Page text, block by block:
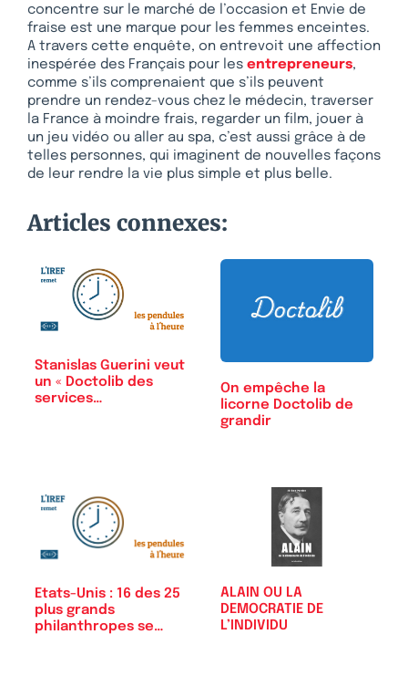
concentre sur le marché de l’occasion et Envie de
fraise est une marque pour les femmes enceintes.
A travers cette enquête, on entrevoit une affection
inespérée des Français pour les entrepreneurs,
comme s’ils comprenaient que s’ils peuvent
prendre un rendez-vous chez le médecin, traverser
la France à moindre frais, regarder un film, jouer à
un jeu vidéo ou aller au spa, c’est aussi grâce à de
telles personnes, qui imaginent de nouvelles façons
de leur rendre la vie plus simple et plus belle.
Articles connexes:
Stanislas Guerini veut
un « Doctolib des
services…
On empêche la
licorne Doctolib de
grandir
Etats-Unis : 16 des 25
plus grands
philanthropes se…
ALAIN OU LA
DEMOCRATIE DE
L’INDIVIDU